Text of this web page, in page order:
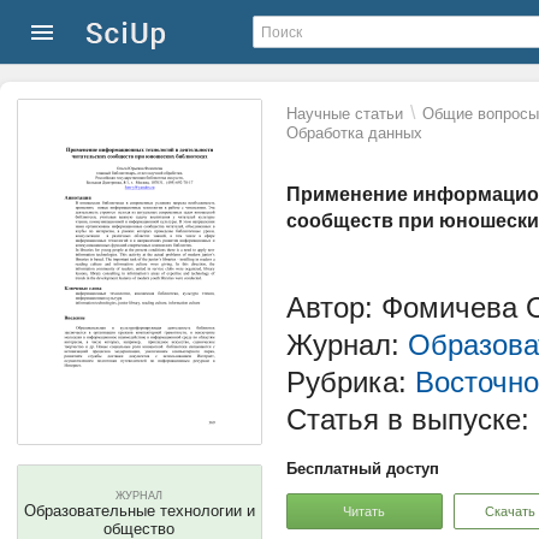
Научные статьи \ Общие вопросы
Обработка данных
Применение
сообществ при
ЖУРНАЛ
Образовательные технологии и
общество
Автор: Фомичева
Журнал:
Рубрика:
Статья в выпуске:
Бесплатный доступ
Читать Скачать